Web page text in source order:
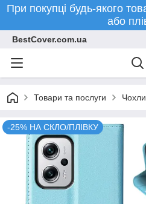
При покупці будь-якого
або
BestCover.com.ua
Товари та послуги
-25% НА СКЛО/ПЛІВКУ